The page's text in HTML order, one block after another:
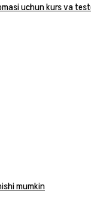
uchun kurs va
mumkin